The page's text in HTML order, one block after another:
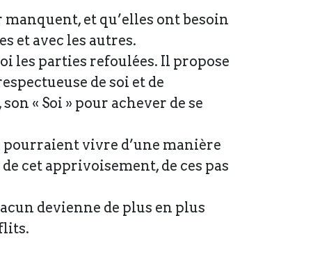
et qu’elles ont besoin
et avec les autres.
les parties refoulées. Il propose
de soi et de
« Soi » pour achever de se
pourraient vivre d’une manière
cet apprivoisement, de ces pas
devienne de plus en plus